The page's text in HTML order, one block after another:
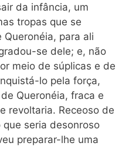
da infância, um
tropas que se
para ali
se dele; e, não
meio de súplicas e de
lo pela força,
Queronéia, fraca e
revoltaria. Receoso de
seria desonroso
preparar-lhe uma